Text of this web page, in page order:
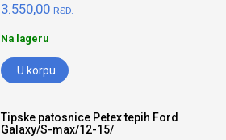
3.550,00 RSD.
Na lageru
U korpu
Tipske patosnice Petex tepih Ford
Galaxy/S-max/12-15/